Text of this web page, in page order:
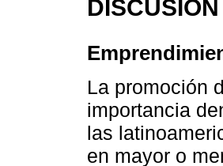
DISCUSIÓN
La promoción
importancia
las
en mayor o